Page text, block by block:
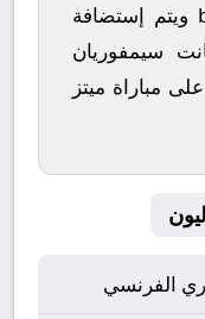
على قناة beIN Sports 3 HD ويتم إستضافة
سيمفوريان
مباراة ميتز
الفرنسي